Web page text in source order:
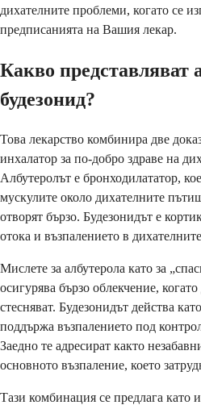
дихателните проблеми, когато се
предписанията на Вашия лекар.
Какво представляват
будезонид?
Това лекарство комбинира две
инхалатор за по-добро здраве на
Албутеролът е бронходилататор,
мускулите около дихателните
отворят бързо. Будезонидът е
отока и възпалението в
Мислете за албутерола като за
осигурява бързо облекчение,
стесняват. Будезонидът действа
поддържа възпалението под
Заедно те адресират както
основното възпаление, което
Тази комбинация се предлага като